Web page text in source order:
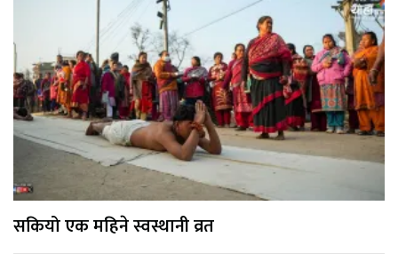
सकियो एक महिने स्वस्थानी व्रत